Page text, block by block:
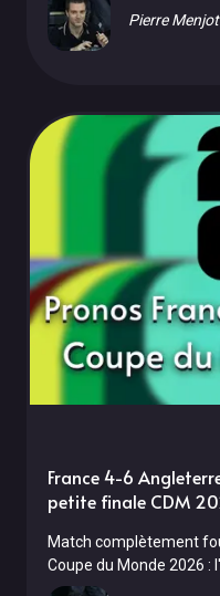
de New York, grâce à
minute. Une finale à
jusqu'au bout face à
Pierre Menjot
France 4-6
petite finale CDM
Match complètement
Coupe du Monde 2026 :
la France sur le score